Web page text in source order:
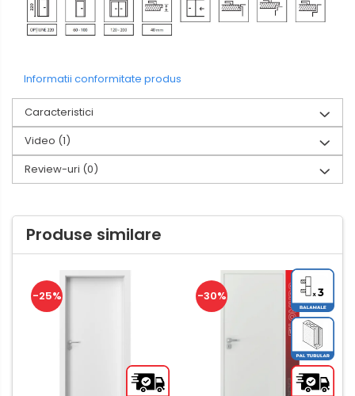
Informatii conformitate produs
Caracteristici
Video (1)
Review-uri (0)
Produse similare
-25% -30%